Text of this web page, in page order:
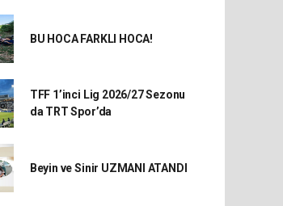
BU HOCA FARKLI HOCA!
TFF 1’inci Lig 2026/27 Sezonu
da TRT Spor’da
Beyin ve Sinir UZMANI ATANDI